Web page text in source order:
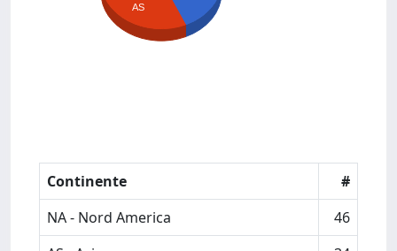
AS
Continente
#
NA - Nord America
46